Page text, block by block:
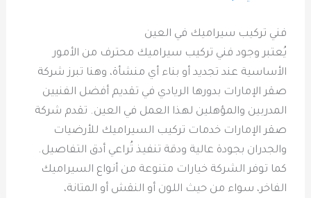
فني تركيب سيراميك في العين
يُعتبر وجود فني تركيب سيراميك محترف من الأمور
الأساسية عند تجديد أو بناء أي منشأة، وهنا تبرز شركة
صقر الإمارات بدورها الريادي في تقديم أفضل الفنيين
المدربين والمؤهلين لهذا العمل في العين. تقدم شركة
صقر الإمارات خدمات تركيب السيراميك للأرضيات
والجدران بجودة عالية ودقة تنفيذ تُراعي أدق التفاصيل.
كما توفر الشركة خيارات متنوعة من أنواع السيراميك
الفاخر، سواء من حيث اللون أو النقش أو المتانة،